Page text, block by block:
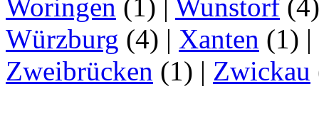
Woringen (1) | Wunstorf
Würzburg (4) | Xanten (1) |
Zweibrücken (1) | Zwickau